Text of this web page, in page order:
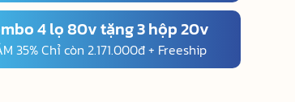
4 lọ 80v tặng 3 hộp 20v
35% Chỉ còn 2.171.000đ + Freeship